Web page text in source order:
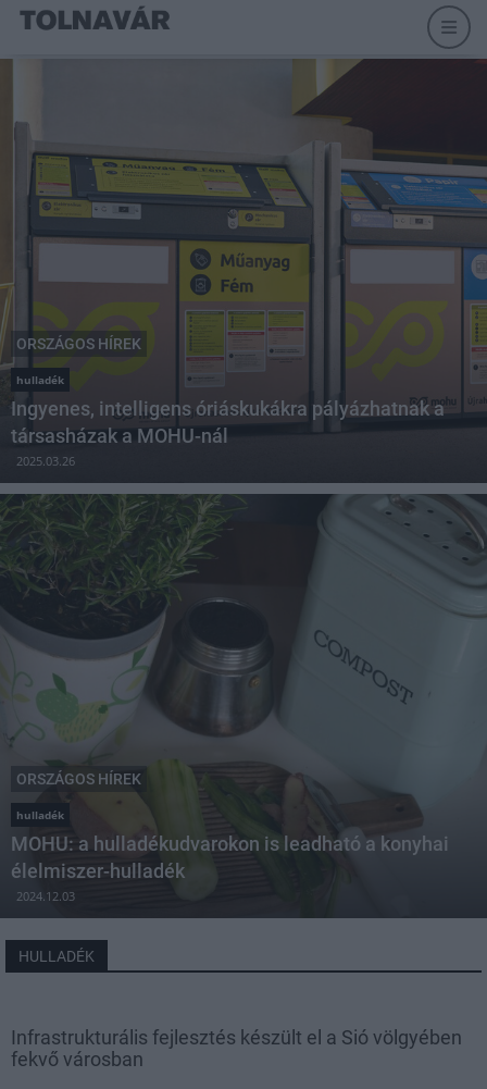
ORSZÁGOS HÍREK
hulladék
Ingyenes, intelligens óriáskukákra pályázhatnak a
társasházak a MOHU-nál
2025.03.26
ORSZÁGOS HÍREK
hulladék
MOHU: a hulladékudvarokon is leadható a konyhai
élelmiszer-hulladék
2024.12.03
HULLADÉK
Infrastrukturális fejlesztés készült el a Sió völgyében
fekvő városban